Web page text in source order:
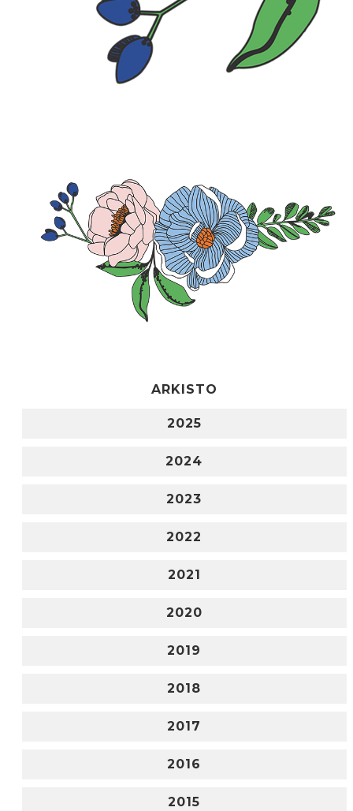
ARKISTO
2025
2024
2023
2022
2021
2020
2019
2018
2017
2016
2015